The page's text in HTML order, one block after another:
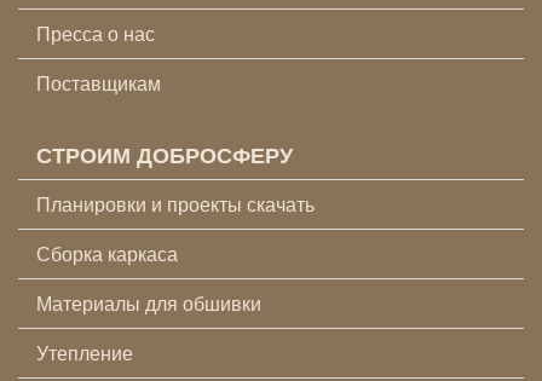
Пресса о нас
Поставщикам
СТРОИМ ДОБРОСФЕРУ
Планировки и проекты скачать
Сборка каркаса
Материалы для обшивки
Утепление